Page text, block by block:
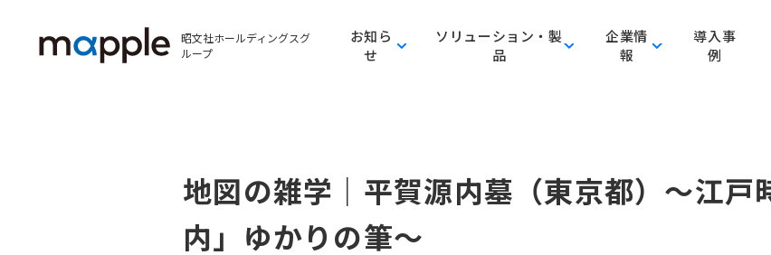
昭文社ホールディングスグ
ループ
お知ら
せ
ソリューション・製
品
企業情
報
導入事
例
地図の雑学｜平賀源内墓（東京都）～江戸
内」ゆかりの筆～